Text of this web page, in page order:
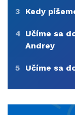
3 Kedy
4 Učíme sa
Andrey
5 Učíme sa